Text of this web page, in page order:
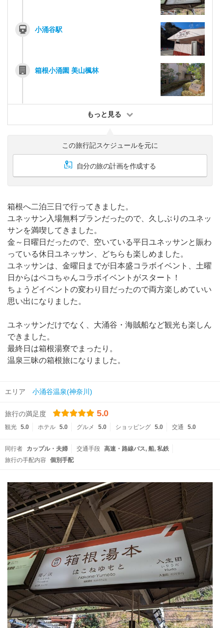
小涌谷駅
箱根小涌園 美山楓林
もっと見る
この旅行記スケジュールを元に
自分の旅の計画を作成する
箱根へ二泊三日で行ってきました。
ユネッサン入場無料プランだったので、久しぶりのユネッ
サンを満喫してきました。
金～日曜日だったので、空いている平日ユネッサンと賑わ
っている休日ユネッサン、どちらも楽しめました。
ユネッサンは、金曜日までが日本盛コラボイベント、土曜
日からはペコちゃんコラボイベントがスタート！
ちょうどイベントの変わり目だったので両方楽しめていい
思い出になりました。
ユネッサンだけでなく、大涌谷・海賊船など観光も楽しん
できました。
最終日は箱根湯寮でまったり。
温泉三昧の箱根旅になりました。
エリア 小涌谷温泉(神奈川)
旅行の満足度 5.0
観光 5.0 ホテル 5.0 グルメ 5.0 ショッピング 5.0 交通 5.0
同行者 カップル・夫婦 交通手段 高速・路線バス 船 私鉄
旅行の手配内容
個別手配